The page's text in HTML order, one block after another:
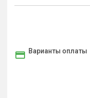
Варианты оплаты